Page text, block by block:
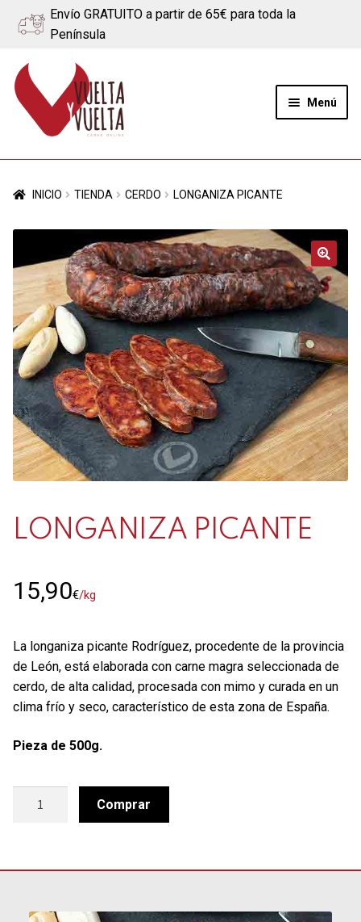
Envío GRATUITO a partir de 65€ para toda la
Península
Ir
a
navegación
Ir
al
contenido
Menú
Quiénes somos
Ternera
Quesos
Blog
Contacto
Mi cuenta
0 productos
INICIO TIENDA CERDO LONGANIZA PICANTE
🔍
LONGANIZA PICANTE
15,90€/kg
La longaniza picante Rodríguez, procedente de la provincia
de León, está elaborada con carne magra seleccionada de
cerdo, de alta calidad, procesada con mimo y curada en un
clima frío y seco, característico de esta zona de España.
Pieza de 500g.
Comprar